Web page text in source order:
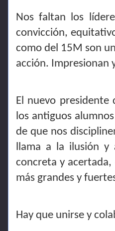
Nos faltan los
convicción,
como del 15M son
acción. Impresionan
El nuevo presidente
los antiguos
de que nos
llama a la ilusión y
concreta y acertada,
más grandes y
Hay que unirse y